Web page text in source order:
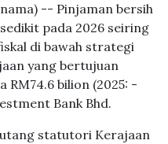
-- Pinjaman bersih
pada 2026 seiring
di bawah strategi
yang bertujuan
RM74.6 bilion (2025: -
Bank Bhd.
statutori Kerajaan